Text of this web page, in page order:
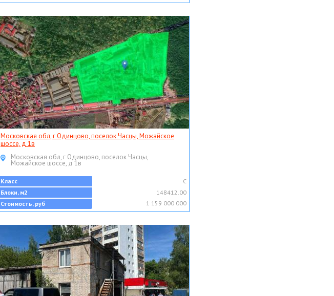
Московская обл, г Одинцово, поселок Часцы, Можайское
шоссе, д 1в
Московская обл, г Одинцово, поселок Часцы,
Можайское шоссе, д 1в
Класс
C
Блоки, м2
148412.00
Стоимость, руб
1 159 000 000